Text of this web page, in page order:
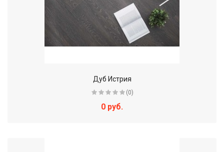
Дуб Истрия
(0)
0 руб.